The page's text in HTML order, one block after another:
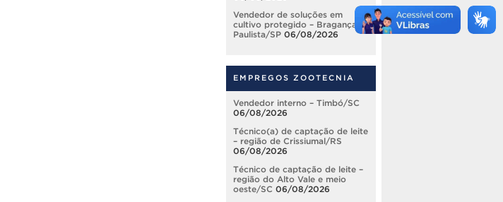
Vendedor de soluções em
cultivo protegido – Bragança
Paulista/SP 06/08/2026
EMPREGOS ZOOTECNIA
Vendedor interno – Timbó/SC
06/08/2026
Técnico(a) de captação de leite
– região de Crissiumal/RS
06/08/2026
Técnico de captação de leite –
região do Alto Vale e meio
oeste/SC 06/08/2026